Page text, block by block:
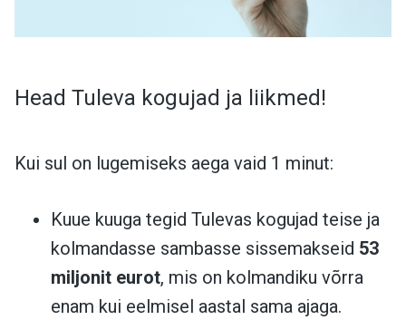
Head Tuleva kogujad ja liikmed!
Kui sul on lugemiseks aega vaid 1 minut:
Kuue kuuga tegid Tulevas kogujad teise ja
kolmandasse sambasse sissemakseid 53
miljonit eurot, mis on kolmandiku võrra
enam kui eelmisel aastal sama ajaga.